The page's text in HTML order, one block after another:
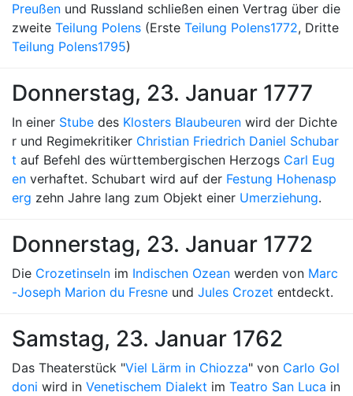
Preußen und Russland schließen einen Vertrag über die
zweite Teilung Polens (Erste Teilung Polens1772, Dritte
Teilung Polens1795)
Donnerstag, 23. Januar 1777
In einer Stube des Klosters Blaubeuren wird der Dichte
r und Regimekritiker Christian Friedrich Daniel Schubar
t auf Befehl des württembergischen Herzogs Carl Eug
en verhaftet. Schubart wird auf der Festung Hohenasp
erg zehn Jahre lang zum Objekt einer Umerziehung.
Donnerstag, 23. Januar 1772
Die Crozetinseln im Indischen Ozean werden von Marc
-Joseph Marion du Fresne und Jules Crozet entdeckt.
Samstag, 23. Januar 1762
Das Theaterstück "Viel Lärm in Chiozza" von Carlo Gol
doni wird in Venetischem Dialekt im Teatro San Luca in